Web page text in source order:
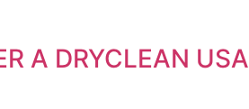
A DRYCLEAN USA